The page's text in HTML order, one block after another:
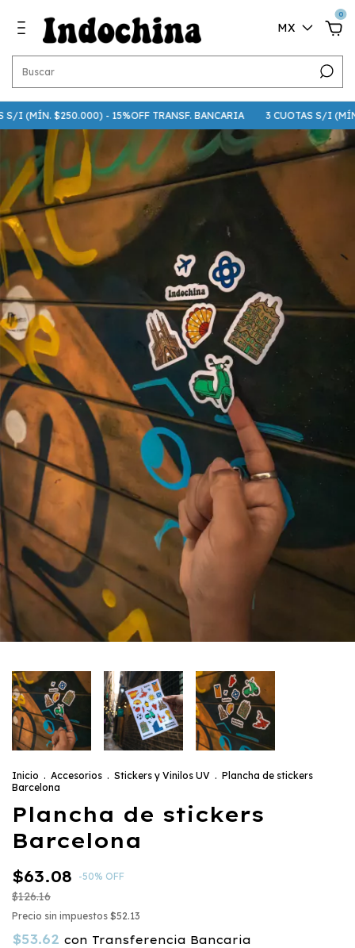
MX
0
$250.000) - 15%OFF TRANSF. BANCARIA 3 CUOTAS S/I (MÍN.
Inicio . Accesorios . Stickers y Vinilos UV . Plancha de stickers
Barcelona
Plancha de stickers
Barcelona
$63.08 -50% OFF
$126.16
Precio sin impuestos $52.13
$53.62 con Transferencia Bancaria